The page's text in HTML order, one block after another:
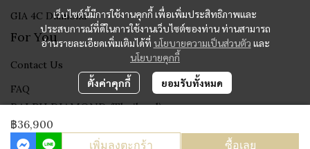
฿36,900
เพิ่มลงตะกร้า ซื้อเลย
เว็บไซต์นี้มีการใช้งานคุกกี้ เพื่อเพิ่มประสิทธิภาพและ
ประสบการณ์ที่ดีในการใช้งานเว็บไซต์ของท่าน ท่านสามารถ
อ่านรายละเอียดเพิ่มเติมได้ที่ นโยบายความเป็นส่วนตัว และ
นโยบายคุกกี้
ตั้งค่าคุกกี้ ยอมรับทั้งหมด
GIA 4C Diamond
For You
Contact Us
FAQ
RALPH DIAMOND (Thailand)
Fine Jewelry Since 1995